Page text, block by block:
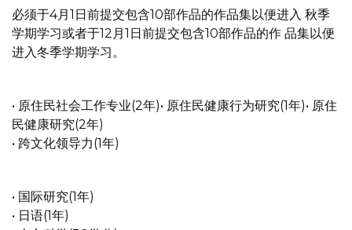
必须于4月1日前提交包含10部作品的作品集以便进入 秋季
学期学习或者于12月1日前提交包含10部作品的作 品集以便
进入冬季学期学习。
• 原住民社会工作专业(2年)• 原住民健康行为研究(1年)• 原住
民健康研究(2年)
• 跨文化领导力(1年)
• 国际研究(1年)
• 日语(1年)